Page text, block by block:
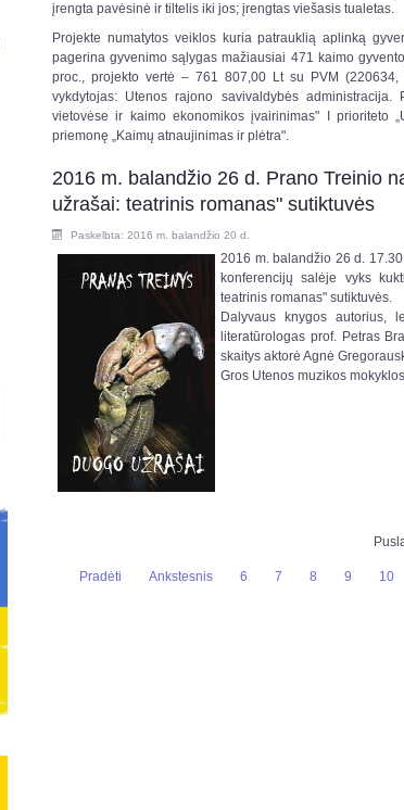
įrengta pavėsinė ir tiltelis iki jos; įrengtas viešasis tualetas.
Projekte numatytos veiklos kuria patrauklią aplinką
pagerina gyvenimo sąlygas mažiausiai 471 kaimo
proc., projekto vertė – 761 807,00 Lt su PVM
vykdytojas: Utenos rajono savivaldybės
vietovėse ir kaimo ekonomikos įvairinimas" I prioriteto
priemonę „Kaimų atnaujinimas ir plėtra".
2016 m. balandžio 26 d. Prano Treinio
užrašai: teatrinis romanas" sutiktuvės
Paskelbta: 2016 m. balandžio 20 d.
2016 m. balandžio 26 d.
konferencijų salėje vyks
teatrinis romanas" sutiktuvės.
Dalyvaus knygos autorius,
literatūrologas prof. Petras
skaitys aktorė Agnė
Gros Utenos muzikos
Pradėti Ankstesnis 6 7 8 9 10